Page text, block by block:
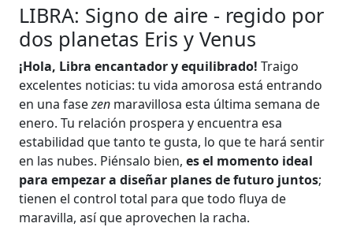
LIBRA: Signo de aire - regido por
dos planetas Eris y Venus
¡Hola, Libra encantador y equilibrado! Traigo
excelentes noticias: tu vida amorosa está entrando
en una fasezen maravillosa esta última semana de
enero. Tu relación prospera y encuentra esa
estabilidad que tanto te gusta, lo que te hará sentir
en las nubes. Piénsalo bien,es el momento ideal
para empezar a diseñar planes de futuro juntos;
tienen el control total para que todo fluya de
maravilla, así que aprovechen la racha.